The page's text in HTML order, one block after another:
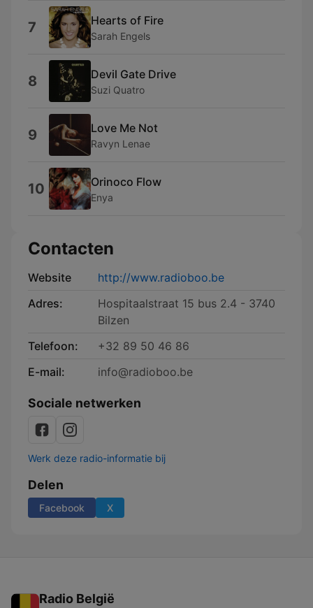
7 Hearts of Fire
Sarah Engels
8 Devil Gate Drive
Suzi Quatro
9 Love Me Not
Ravyn Lenae
10 Orinoco Flow
Enya
Contacten
Website
http://www.radioboo.be
Adres:
Hospitaalstraat 15 bus 2.4 - 3740
Bilzen
Telefoon:
+32 89 50 4 6 86
E-mail:
info@radioboo.be
Sociale netwerken
Werk deze radio-informatie bij
Delen
Facebook X
Radio België